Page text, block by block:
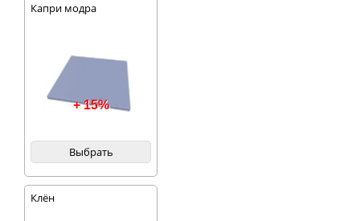
Капри модра
+ 15%
Выбрать
Клён